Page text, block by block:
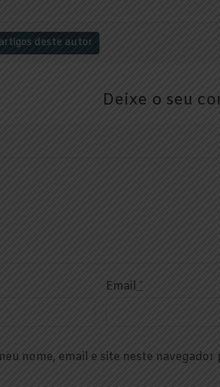
deste autor
Deixe o seu
Email *
nome, email e site neste